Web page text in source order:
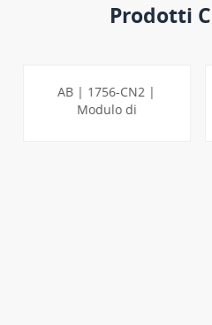
Prodotti
AB | 1756-CN2 |
Modulo di